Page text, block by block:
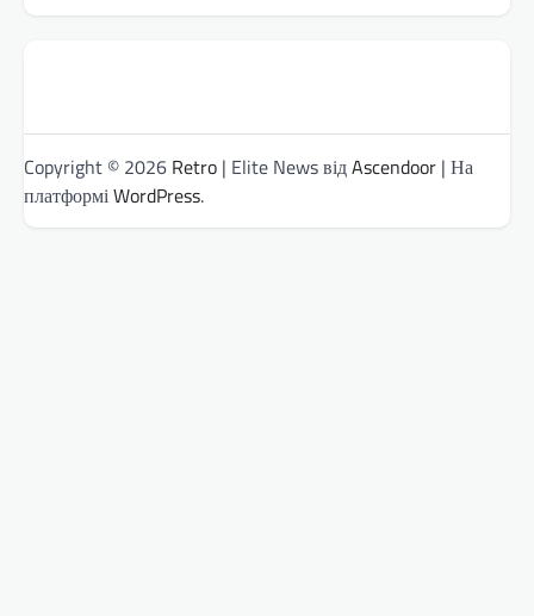
Copyright © 2026 Retro | Elite News відAscendoor | На
платформіWordPress.